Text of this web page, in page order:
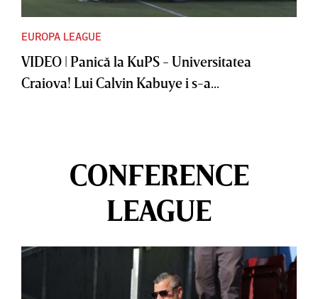
EUROPA LEAGUE
VIDEO | Panică la KuPS - Universitatea
Craiova! Lui Calvin Kabuye i s-a...
CONFERENCE
LEAGUE